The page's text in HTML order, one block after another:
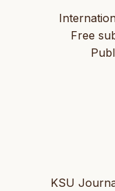
Free
KSU